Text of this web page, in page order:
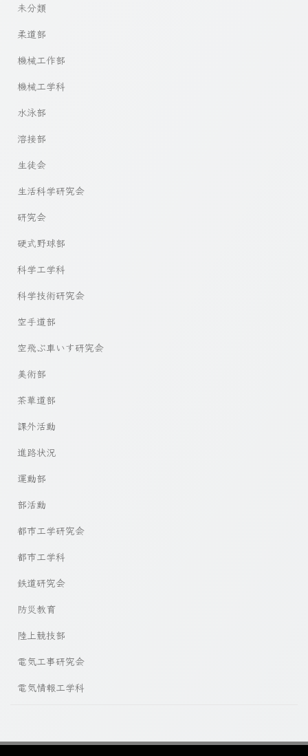
未分類
柔道部
機械工作部
機械工学科
水泳部
溶接部
生徒会
生活科学研究会
研究会
硬式野球部
科学工学科
科学技術研究会
空手道部
空飛ぶ車いす研究会
美術部
茶華道部
課外活動
進路状況
運動部
部活動
都市工学研究会
都市工学科
鉄道研究会
防災教育
陸上競技部
電気工事研究会
電気情報工学科